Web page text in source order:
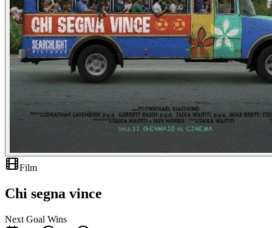
Film
Chi segna vince
Next Goal Wins